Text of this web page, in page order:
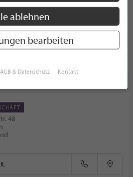
48
ablehnen
bearbeiten
AGB & Datenschutz Kontakt